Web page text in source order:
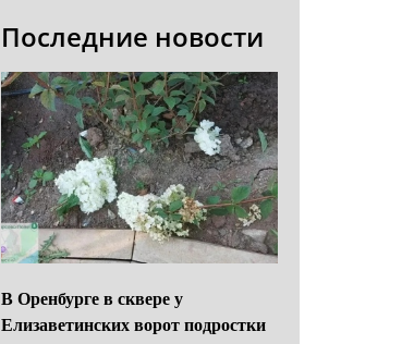
Последние новости
В Оренбурге в сквере у
Елизаветинских ворот подростки